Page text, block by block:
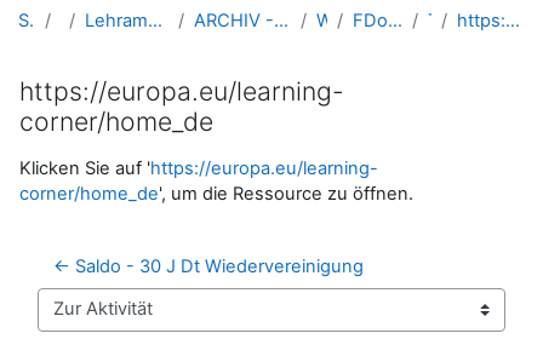
Startseite Kurse Lehramtsausbildung GW im Cluster Österreich Mitte ARCHIV - Lehrveranstaltungen am Standort Linz - seit 2016 WS_2020/21 FDoekonomie_Linz_Sitte_2020ws Thema 6 https://europa.eu/learning-corner/home_de
https://europa.eu/learning-
corner/home_de
Abschlussbedingungen
Klicken Sie auf 'https://europa.eu/learning-
corner/home_de', um die Ressource zu öffnen.
← Saldo - 30 J Dt Wiedervereinigung
Zur Aktivität